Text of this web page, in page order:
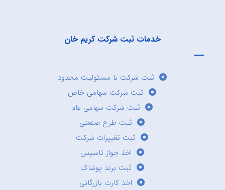
خدمات ثبت شرکت کریم خان
ثبت شرکت با مسئولیت محدود
ثبت شرکت سهامی خاص
ثبت شرکت سهامی عام
ثبت طرح صنعتی
ثبت تغییرات شرکت
اخذ جواز تاسیس
ثبت برند پوشاک
اخذ کارت بازرگانی